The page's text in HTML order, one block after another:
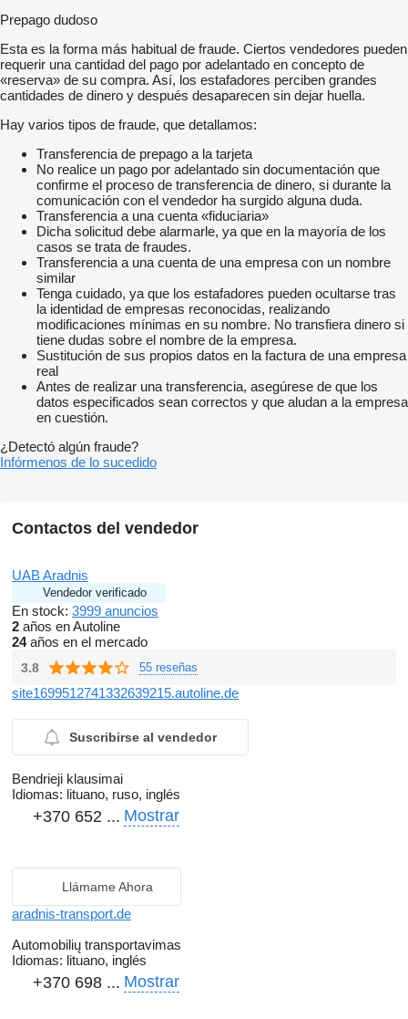
Prepago dudoso
Esta es la forma más habitual de fraude. Ciertos vendedores pueden
requerir una cantidad del pago por adelantado en concepto de
«reserva» de su compra. Así, los estafadores perciben grandes
cantidades de dinero y después desaparecen sin dejar huella.
Hay varios tipos de fraude, que detallamos:
Transferencia de prepago a la tarjeta
No realice un pago por adelantado sin documentación que
confirme el proceso de transferencia de dinero, si durante la
comunicación con el vendedor ha surgido alguna duda.
Transferencia a una cuenta «fiduciaria»
Dicha solicitud debe alarmarle, ya que en la mayoría de los
casos se trata de fraudes.
Transferencia a una cuenta de una empresa con un nombre
similar
Tenga cuidado, ya que los estafadores pueden ocultarse tras
la identidad de empresas reconocidas, realizando
modificaciones mínimas en su nombre. No transfiera dinero si
tiene dudas sobre el nombre de la empresa.
Sustitución de sus propios datos en la factura de una empresa
real
Antes de realizar una transferencia, asegúrese de que los
datos especificados sean correctos y que aludan a la empresa
en cuestión.
¿Detectó algún fraude?
Infórmenos de lo sucedido
Contactos del vendedor
UAB Aradnis
Vendedor verificado
En stock: 3999 anuncios
2 años en Autoline
24años en el mercado
3.8 55 reseñas
site1699512741332639215.autoline.de
Suscribirse al vendedor
Bendrieji klausimai
Idiomas: lituano, ruso, inglés
+370 652 ... Mostrar
Llámame Ahora
aradnis-transport.de
Automobilių transportavimas
Idiomas: lituano, inglés
+370 698 ... Mostrar